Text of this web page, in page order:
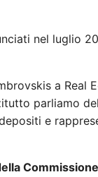
nel luglio
a Real
parliamo
e